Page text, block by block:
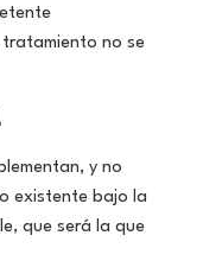
no se
y no
existente bajo la
que será la que